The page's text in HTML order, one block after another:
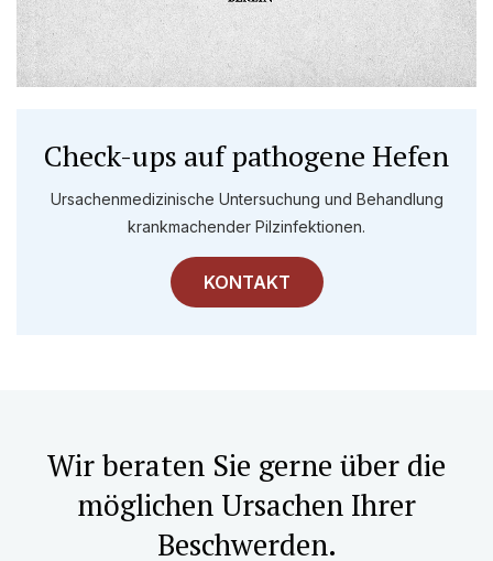
Check-ups auf pathogene Hefen
Ursachenmedizinische Untersuchung und Behandlung
krankmachender Pilzinfektionen.
KONTAKT
Wir beraten Sie gerne über die
möglichen Ursachen Ihrer
Beschwerden.